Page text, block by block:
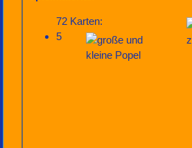
72 Karten:
5